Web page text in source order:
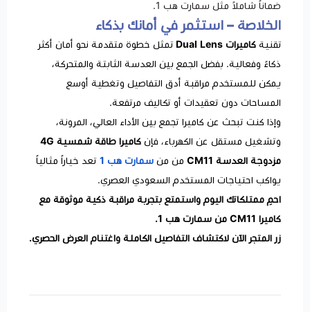
ضماناً شاملاً مثل سمارت هب 1.
الخلاصة – استثمر في أمانك بذكاء
تقنية كاميرات Dual Lens
تمثل خطوة متقدمة نحو أمان أكثر
ذكاءً وفعالية. بفضل الجمع بين العدسة الثابتة والمتحركة،
يمكن للمستخدم مراقبة أدق التفاصيل وتغطية أوسع
المساحات دون تعقيدات أو تكاليف مرتفعة.
وإذا كنت تبحث عن كاميرا تجمع بين الأداء العالي، المرونة،
وتشغيل مستقل عن الكهرباء، فإن
كاميرا طاقة شمسية 4G
مزدوجة العدسة CM11
من من سمارت هب 1
تعد خياراً مثالياً
يواكب احتياجات المستخدم السعودي العصري.
احمِ ممتلكاتك اليوم واستمتع بتجربة مراقبة ذكية موثوقة مع
كاميرا CM11 من سمارت هب 1.
زر المتجر الآن لاكتشاف التفاصيل الكاملة واغتنام العرض الحصري.